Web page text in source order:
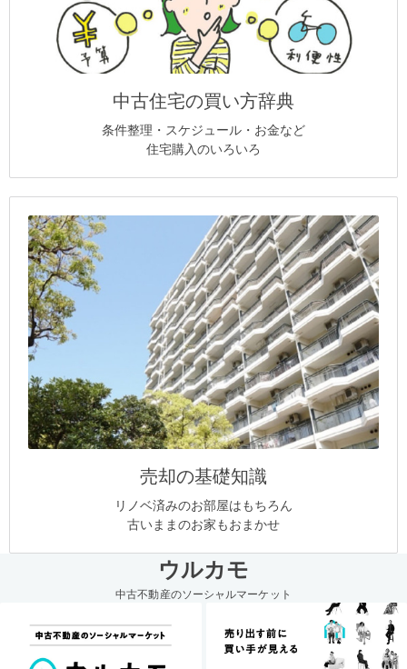
中古住宅の買い方辞典
条件整理・スケジュール・お金など
住宅購入のいろいろ
売却の基礎知識
リノベ済みのお部屋はもちろん
古いままのお家もおまかせ
ウルカモ
中古不動産のソーシャルマーケット